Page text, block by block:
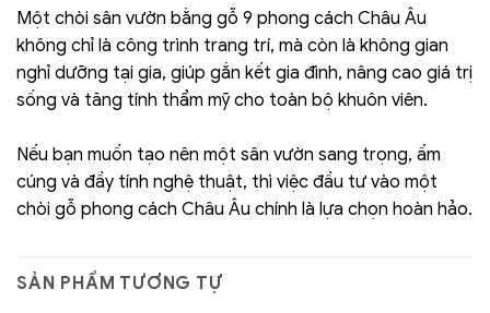
Một chòi sân vườn bằng gỗ 9 phong cách Châu Âu
không chỉ là công trình trang trí, mà còn là không gian
nghỉ dưỡng tại gia, giúp gắn kết gia đình, nâng cao giá trị
sống và tăng tính thẩm mỹ cho toàn bộ khuôn viên.
Nếu bạn muốn tạo nên một sân vườn sang trọng, ấm
cúng và đầy tính nghệ thuật, thì việc đầu tư vào một
chòi gỗ phong cách Châu Âu chính là lựa chọn hoàn hảo.
SẢN PHẨM TƯƠNG TỰ